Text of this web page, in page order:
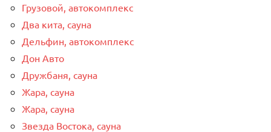
Грузовой, автокомплекс
Два кита, сауна
Дельфин, автокомплекс
Дон Авто
Дружбаня, сауна
Жара, сауна
Жара, сауна
Звезда Востока, сауна